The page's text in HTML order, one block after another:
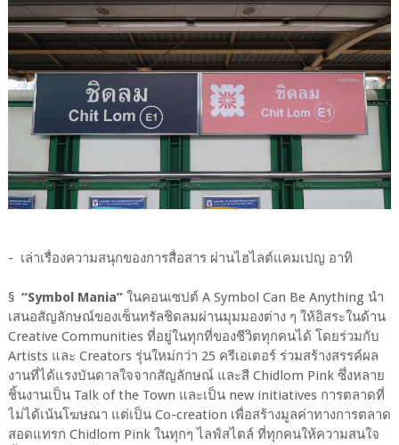
- เล่าเรื่องความสนุกของการสื่อสาร ผ่านไฮไลต์แคมเปญ อาทิ
§ “Symbol Mania”ในคอนเซปต์ A Symbol Can Be Anything นำ
เสนอสัญลักษณ์ของเซ็นทรัลชิดลมผ่านมุมมองต่าง ๆ ให้อิสระในด้าน
Creative Communities ที่อยู่ในทุกที่ของชีวิตทุกคนได้ โดยร่วมกับ
Artists และ Creators รุ่นใหม่กว่า 25 ครีเอเตอร์ ร่วมสร้างสรรค์ผล
งานที่ได้แรงบันดาลใจจากสัญลักษณ์ และสี Chidlom Pink ซึ่งหลาย
ชิ้นงานเป็น Talk of the Town และเป็น new initiatives การตลาดที่
ไม่ได้เน้นโฆษณา แต่เป็น Co-creation เพื่อสร้างมูลค่าทางการตลาด
สอดแทรก Chidlom Pink ในทุกๆ ไลฟ์สไตล์ ที่ทุกคนให้ความสนใจ